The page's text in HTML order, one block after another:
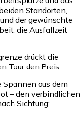
Standorten,
der gewünschte
die Ausfallzeit
drückt die
Tour den Preis.
aus dem
– den verbindlichen
Sichtung: